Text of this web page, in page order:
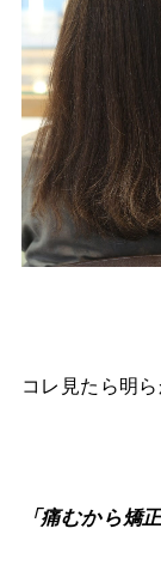
コレ見たら明
「痛むから矯